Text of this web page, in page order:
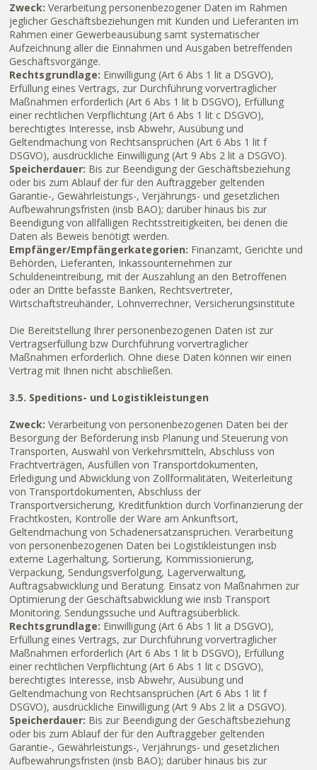
Zweck: Verarbeitung personenbezogener Daten im Rahmen
jeglicher Geschäftsbeziehungen mit Kunden und Lieferanten im
Rahmen einer Gewerbeausübung samt systematischer
Aufzeichnung aller die Einnahmen und Ausgaben betreffenden
Geschäftsvorgänge.
Rechtsgrundlage: Einwilligung (Art 6 Abs 1 lit a DSGVO),
Erfüllung eines Vertrags, zur Durchführung vorvertraglicher
Maßnahmen erforderlich (Art 6 Abs 1 lit b DSGVO), Erfüllung
einer rechtlichen Verpflichtung (Art 6 Abs 1 lit c DSGVO),
berechtigtes Interesse, insb Abwehr, Ausübung und
Geltendmachung von Rechtsansprüchen (Art 6 Abs 1 lit f
DSGVO), ausdrückliche Einwilligung (Art 9 Abs 2 lit a DSGVO).
Speicherdauer: Bis zur Beendigung der Geschäftsbeziehung
oder bis zum Ablauf der für den Auftraggeber geltenden
Garantie-, Gewährleistungs-, Verjährungs- und gesetzlichen
Aufbewahrungsfristen (insb BAO); darüber hinaus bis zur
Beendigung von allfälligen Rechtsstreitigkeiten, bei denen die
Daten als Beweis benötigt werden.
Empfänger/Empfängerkategorien: Finanzamt, Gerichte und
Behörden, Lieferanten, Inkassounternehmen zur
Schuldeneintreibung, mit der Auszahlung an den Betroffenen
oder an Dritte befasste Banken, Rechtsvertreter,
Wirtschaftstreuhänder, Lohnverrechner, Versicherungsinstitute
Die Bereitstellung Ihrer personenbezogenen Daten ist zur
Vertragserfüllung bzw Durchführung vorvertraglicher
Maßnahmen erforderlich. Ohne diese Daten können wir einen
Vertrag mit Ihnen nicht abschließen.
3.5. Speditions- und Logistikleistungen
Zweck: Verarbeitung von personenbezogenen Daten bei der
Besorgung der Beförderung insb Planung und Steuerung von
Transporten, Auswahl von Verkehrsmitteln, Abschluss von
Frachtverträgen, Ausfüllen von Transportdokumenten,
Erledigung und Abwicklung von Zollformalitäten, Weiterleitung
von Transportdokumenten, Abschluss der
Transportversicherung, Kreditfunktion durch Vorfinanzierung der
Frachtkosten, Kontrolle der Ware am Ankunftsort,
Geltendmachung von Schadenersatzansprüchen. Verarbeitung
von personenbezogenen Daten bei Logistikleistungen insb
externe Lagerhaltung, Sortierung, Kommissionierung,
Verpackung, Sendungsverfolgung, Lagerverwaltung,
Auftragsabwicklung und Beratung. Einsatz von Maßnahmen zur
Optimierung der Geschäftsabwicklung wie insb Transport
Monitoring. Sendungssuche und Auftragsüberblick.
Rechtsgrundlage: Einwilligung (Art 6 Abs 1 lit a DSGVO),
Erfüllung eines Vertrags, zur Durchführung vorvertraglicher
Maßnahmen erforderlich (Art 6 Abs 1 lit b DSGVO), Erfüllung
einer rechtlichen Verpflichtung (Art 6 Abs 1 lit c DSGVO),
berechtigtes Interesse, insb Abwehr, Ausübung und
Geltendmachung von Rechtsansprüchen (Art 6 Abs 1 lit f
DSGVO), ausdrückliche Einwilligung (Art 9 Abs 2 lit a DSGVO).
Speicherdauer: Bis zur Beendigung der Geschäftsbeziehung
oder bis zum Ablauf der für den Auftraggeber geltenden
Garantie-, Gewährleistungs-, Verjährungs- und gesetzlichen
Aufbewahrungsfristen (insb BAO); darüber hinaus bis zur